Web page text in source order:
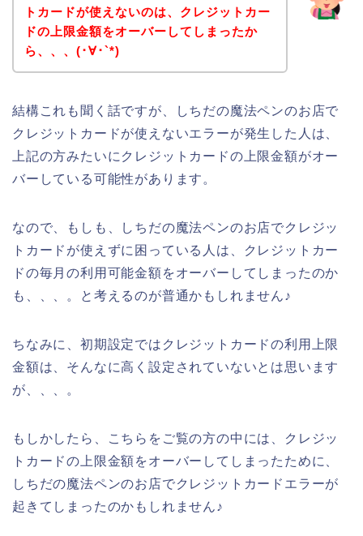
トカードが使えないのは、クレジットカー
ドの上限金額をオーバーしてしまったか
ら、、、(･∀･`*)
結構これも聞く話ですが、しちだの魔法ペンのお店で
クレジットカードが使えないエラーが発生した人は、
上記の方みたいにクレジットカードの上限金額がオー
バーしている可能性があります。
なので、もしも、しちだの魔法ペンのお店でクレジッ
トカードが使えずに困っている人は、クレジットカー
ドの毎月の利用可能金額をオーバーしてしまったのか
も、、、。と考えるのが普通かもしれません♪
ちなみに、初期設定ではクレジットカードの利用上限
金額は、そんなに高く設定されていないとは思います
が、、、。
もしかしたら、こちらをご覧の方の中には、クレジッ
トカードの上限金額をオーバーしてしまったために、
しちだの魔法ペンのお店でクレジットカードエラーが
起きてしまったのかもしれません♪